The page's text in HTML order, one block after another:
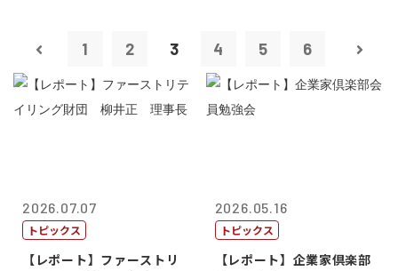
1 2 3 4 5 6
2026.07.07
トピックス
【レポート】ファーストリ
2026.05.16
トピックス
【レポート】企業家倶楽部